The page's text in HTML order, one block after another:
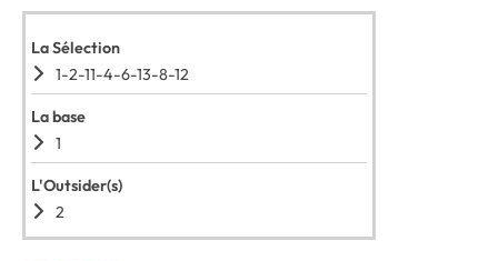
La Sélection
1-2-11-4-6-13-8-12
La base
1
L'Outsider(s)
2